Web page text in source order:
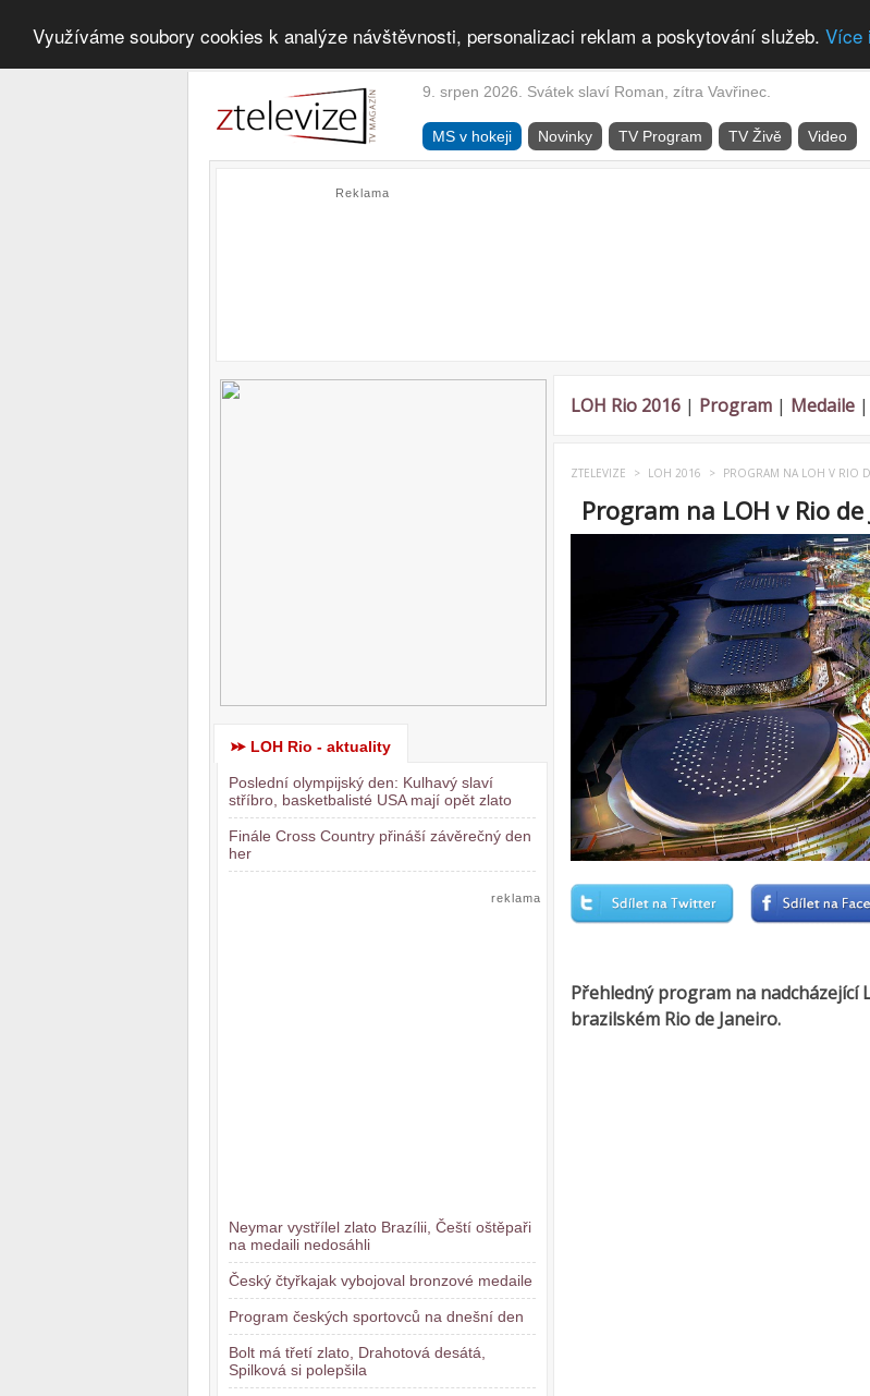
Využíváme soubory cookies k analýze návštěvnosti, personalizaci reklam a poskytování služeb. Více
9. srpen 2026. Svátek slaví Roman, zítra Vavřinec.
MS v hokeji Novinky TV Program TV Živě Video
Reklama
LOH Rio - aktuality
Poslední olympijský den: Kulhavý slaví
stříbro, basketbalisté USA mají opět zlato
Finále Cross Country přináší závěrečný den
her
reklama
Neymar vystřílel zlato Brazílii, Čeští oštěpaři
na medaili nedosáhli
Český čtyřkajak vybojoval bronzové medaile
Program českých sportovců na dnešní den
Bolt má třetí zlato, Drahotová desátá,
Spilková si polepšila
LOH Rio 2016 | Program | Medaile |
ZTELEVIZE > LOH 2016 > PROGRAM NA LOH V RIO
Program na LOH v Rio
Přehledný program na nadcházející
brazilském Rio de Janeiro.